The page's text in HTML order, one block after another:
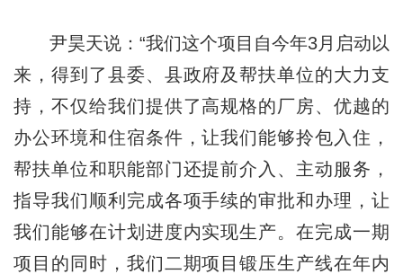
尹昊天说：“我们这个项目自今年3月启动以
来，得到了县委、县政府及帮扶单位的大力支
持，不仅给我们提供了高规格的厂房、优越的
办公环境和住宿条件，让我们能够拎包入住，
帮扶单位和职能部门还提前介入、主动服务，
指导我们顺利完成各项手续的审批和办理，让
我们能够在计划进度内实现生产。在完成一期
项目的同时，我们二期项目锻压生产线在年内